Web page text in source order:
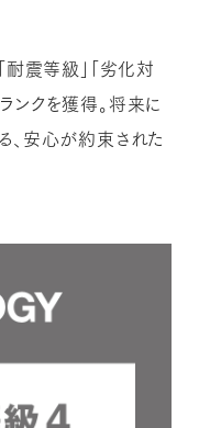
耐震等級」「劣化対
ンクを獲得。将来に
、安心が約束された